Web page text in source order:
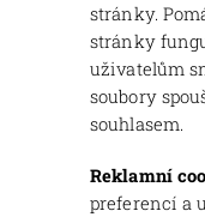
stránky.
stránky
uživatelům
soubory
souhlasem.
Reklamní
preferencí a